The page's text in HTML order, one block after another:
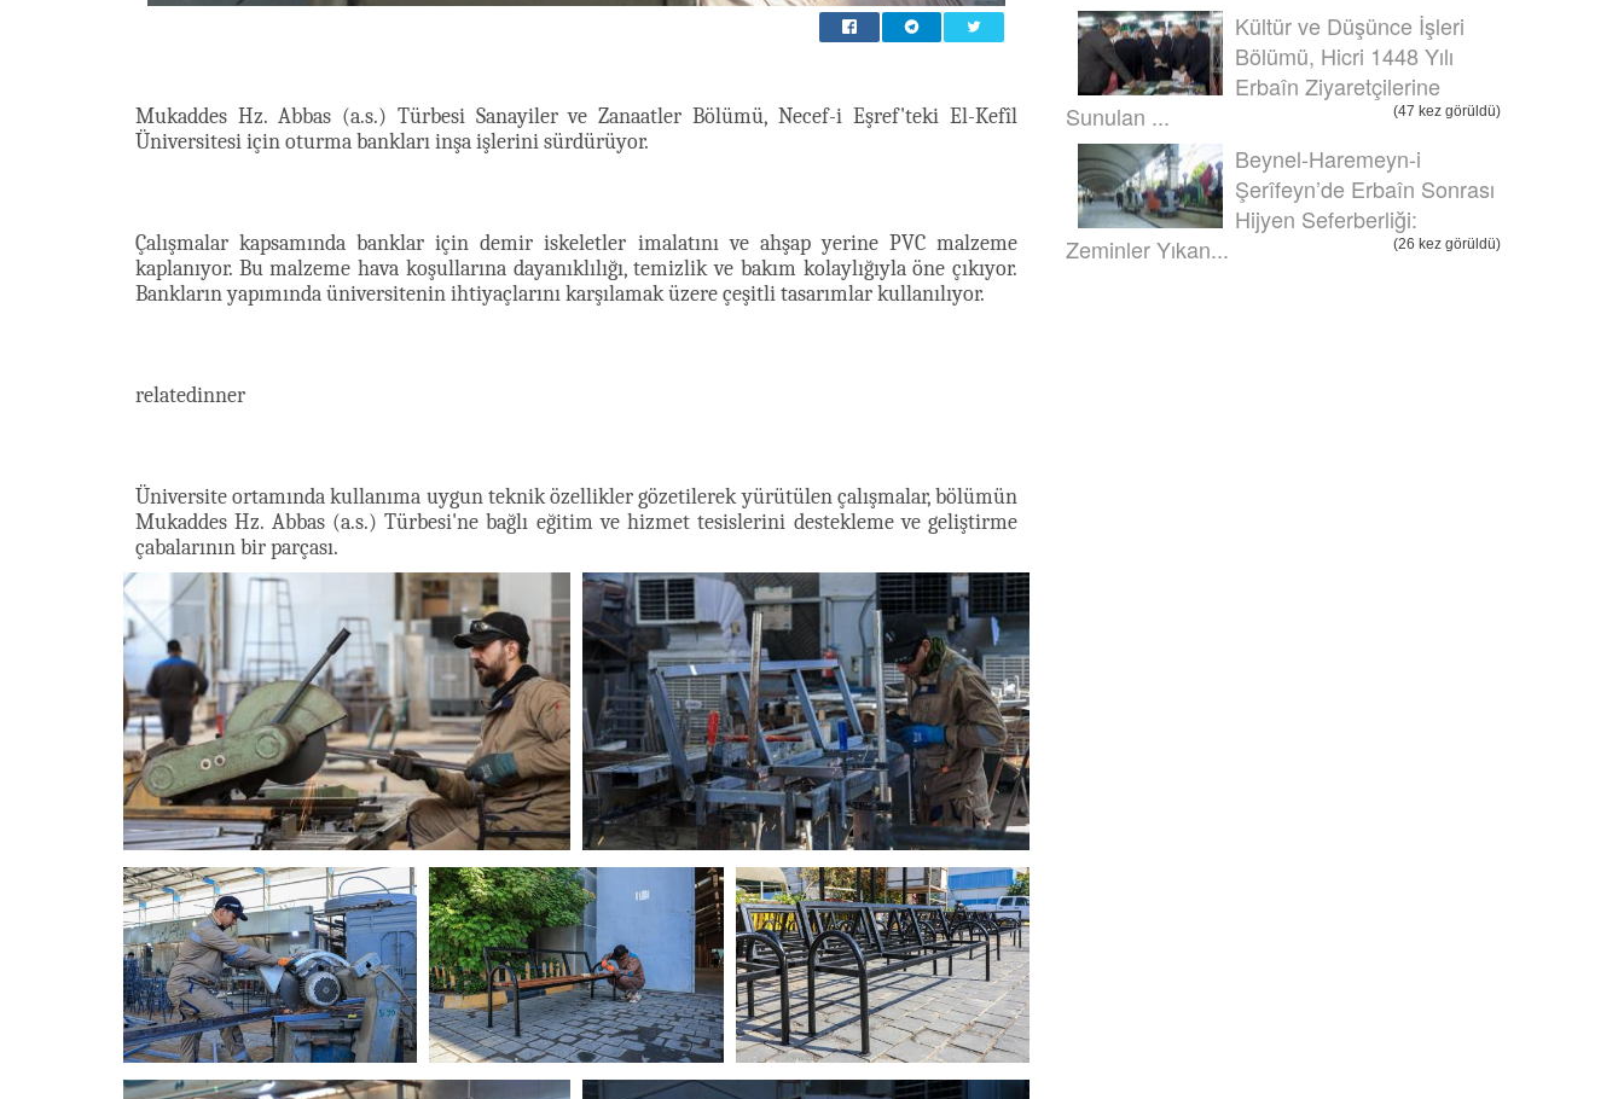
Mukaddes Hz. Abbas (a.s.) Türbesi Sanayiler ve Zanaatler Bölümü, Necef-i Eşref'teki El-Kefîl
Üniversitesi için oturma bankları inşa işlerini sürdürüyor.
Çalışmalar kapsamında banklar için demir iskeletler imalatını ve ahşap yerine PVC malzeme
kaplanıyor. Bu malzeme hava koşullarına dayanıklılığı, temizlik ve bakım kolaylığıyla öne çıkıyor.
Bankların yapımında üniversitenin ihtiyaçlarını karşılamak üzere çeşitli tasarımlar kullanılıyor.
relatedinner
Üniversite ortamında kullanıma uygun teknik özellikler gözetilerek yürütülen çalışmalar, bölümün
Mukaddes Hz. Abbas (a.s.) Türbesi'ne bağlı eğitim ve hizmet tesislerini destekleme ve geliştirme
çabalarının bir parçası.
Kültür ve Düşünce İşleri
Bölümü, Hicri 1448 Yılı
Erbaîn Ziyaretçilerine
Sunulan ...
(47 kez görüldü)
Beynel-Haremeyn-i
Şerîfeyn’de Erbaîn Sonrası
Hijyen Seferberliği:
Zeminler Yıkan...
(26 kez görüldü)